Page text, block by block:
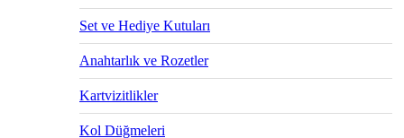
Set ve Hediye Kutuları
Anahtarlık ve Rozetler
Kartvizitlikler
Kol Düğmeleri